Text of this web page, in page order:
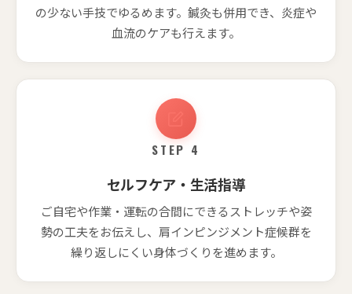
の少ない手技でゆるめます。鍼灸も併用でき、炎症や
血流のケアも行えます。
STEP 4
セルフケア・生活指導
ご自宅や作業・運転の合間にできるストレッチや姿
勢の工夫をお伝えし、肩インピンジメント症候群を
繰り返しにくい身体づくりを進めます。